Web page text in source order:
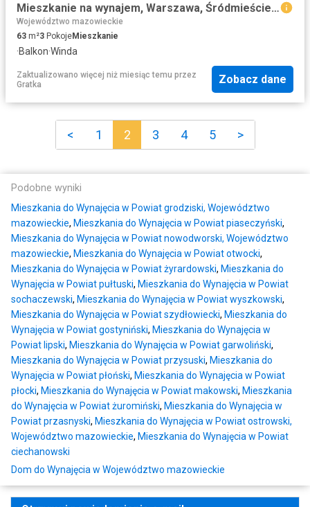
Mieszkanie na wynajem, Warszawa, Śródmieście, Nowogrodzka
Województwo mazowieckie
63 m²3 PokojeMieszkanie
·Balkon·Winda
Zaktualizowano więcej niż miesiąc temu przez
Gratka
Zobacz dane
< 1 2 3 4 5 >
Podobne wyniki
Mieszkania do Wynajęcia w Powiat grodziski, Województwo
mazowieckie, Mieszkania do Wynajęcia w Powiat piaseczyński,
Mieszkania do Wynajęcia w Powiat nowodworski, Województwo
mazowieckie, Mieszkania do Wynajęcia w Powiat otwocki,
Mieszkania do Wynajęcia w Powiat żyrardowski, Mieszkania do
Wynajęcia w Powiat pułtuski, Mieszkania do Wynajęcia w Powiat
sochaczewski, Mieszkania do Wynajęcia w Powiat wyszkowski,
Mieszkania do Wynajęcia w Powiat szydłowiecki, Mieszkania do
Wynajęcia w Powiat gostyniński, Mieszkania do Wynajęcia w
Powiat lipski, Mieszkania do Wynajęcia w Powiat garwoliński,
Mieszkania do Wynajęcia w Powiat przysuski, Mieszkania do
Wynajęcia w Powiat płoński, Mieszkania do Wynajęcia w Powiat
płocki, Mieszkania do Wynajęcia w Powiat makowski, Mieszkania
do Wynajęcia w Powiat żuromiński, Mieszkania do Wynajęcia w
Powiat przasnyski, Mieszkania do Wynajęcia w Powiat ostrowski,
Województwo mazowieckie, Mieszkania do Wynajęcia w Powiat
ciechanowski
Dom do Wynajęcia w Województwo mazowieckie